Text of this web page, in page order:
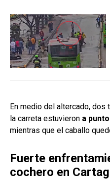
En medio del altercado,
la carreta estuvieron a
mientras que el caballo
Fuerte
cochero en